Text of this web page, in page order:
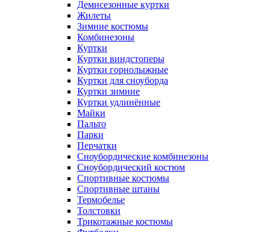
Демисезонные куртки
Жилеты
Зимние костюмы
Комбинезоны
Куртки
Куртки виндстоперы
Куртки горнолыжные
Куртки для сноуборда
Куртки зимние
Куртки удлинённые
Майки
Пальто
Парки
Перчатки
Сноубордические комбинезоны
Сноубордический костюм
Спортивные костюмы
Спортивные штаны
Термобелье
Толстовки
Трикотажные костюмы